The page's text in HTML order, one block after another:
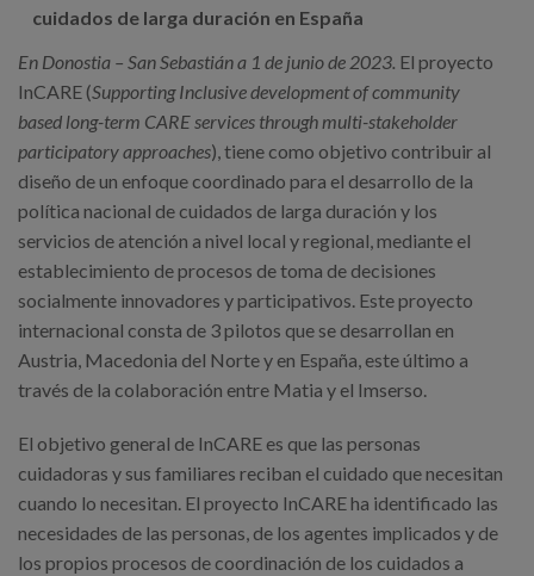
es
eu
cuidados de larga duración en España
En Donostia – San Sebastián a 1 de junio de 2023. El proyecto
InCARE (Supporting Inclusive development of community
based long-term CARE services through multi-stakeholder
participatory approaches), tiene como objetivo contribuir al
diseño de un enfoque coordinado para el desarrollo de la
política nacional de cuidados de larga duración y los
servicios de atención a nivel local y regional, mediante el
establecimiento de procesos de toma de decisiones
socialmente innovadores y participativos. Este proyecto
internacional consta de 3 pilotos que se desarrollan en
Austria, Macedonia del Norte y en España, este último a
través de la colaboración entre Matia y el Imserso.
El objetivo general de InCARE es que las personas
cuidadoras y sus familiares reciban el cuidado que necesitan
cuando lo necesitan. El proyecto InCARE ha identificado las
necesidades de las personas, de los agentes implicados y de
los propios procesos de coordinación de los cuidados a